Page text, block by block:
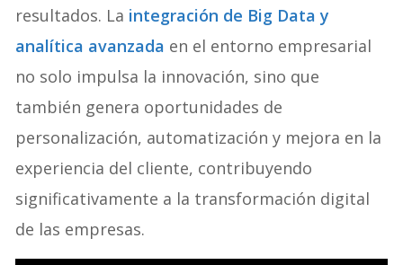
resultados. La integración de Big Data y
analítica avanzada en el entorno empresarial
no solo impulsa la innovación, sino que
también genera oportunidades de
personalización, automatización y mejora en la
experiencia del cliente, contribuyendo
significativamente a la transformación digital
de las empresas.